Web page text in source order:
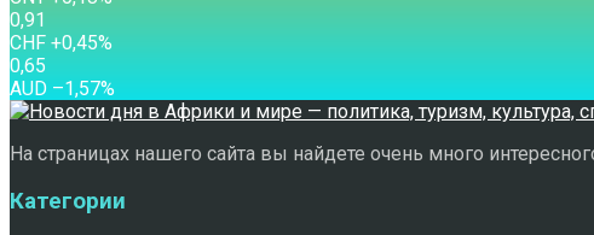
0,91
CHF +0,45%
0,65
AUD –1,57%
На страницах нашего сайта вы найдете очень много
Категории